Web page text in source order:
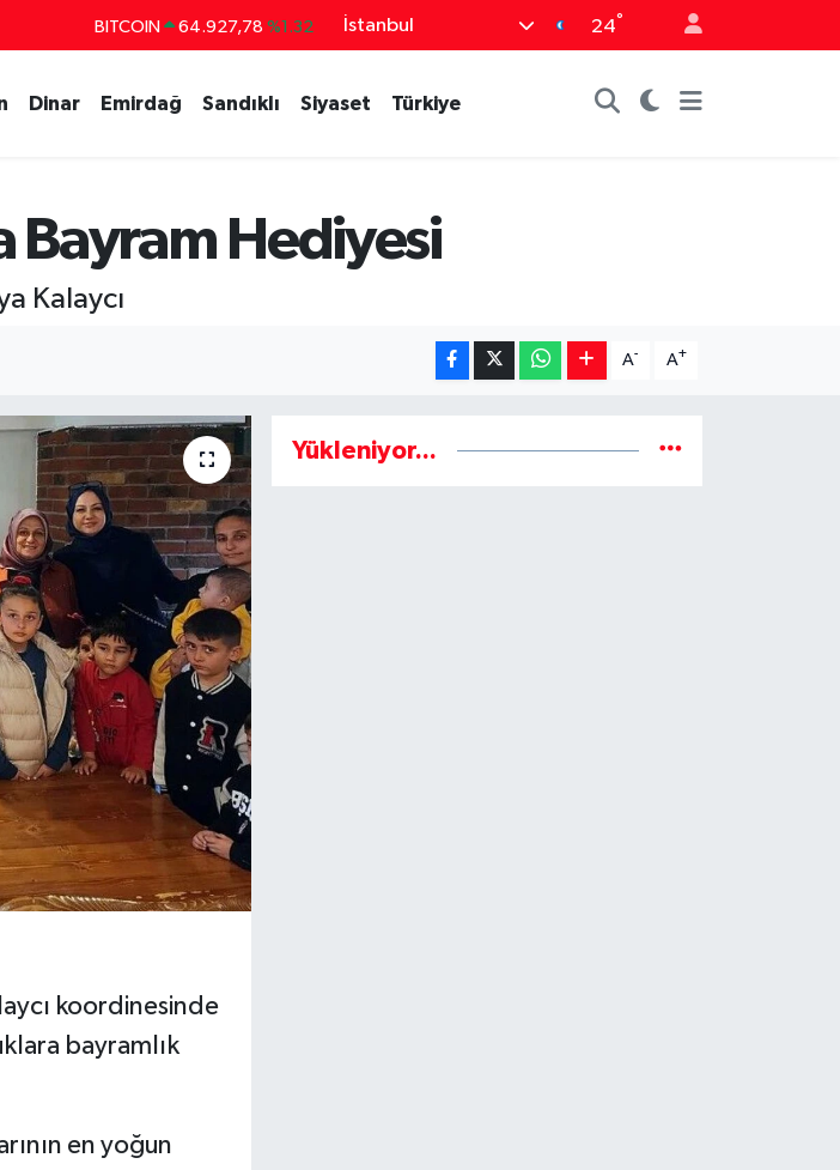
BITCOIN 64.927,78 %1.32
EURO 55,0398 %-0.02
BİST100 13.703 %11
İstanbul 24°
Dinar Emirdağ Sandıklı Siyaset Türkiye
Bayram Hediyesi
Kalaycı
A- A+
koordinesinde
bayramlık
en yoğun
Yükleniyor...